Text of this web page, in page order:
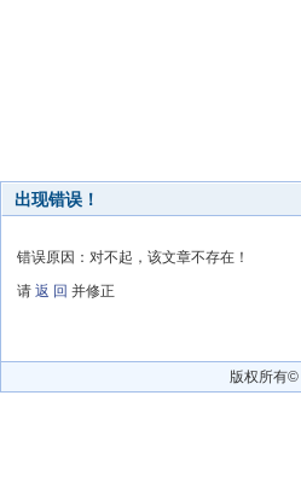
出现错误！
错误原因：对不起，该文章不存在！
请 返 回 并修正
版权所有©